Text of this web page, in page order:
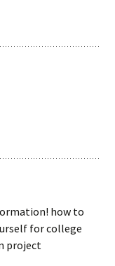
how to
for college
project